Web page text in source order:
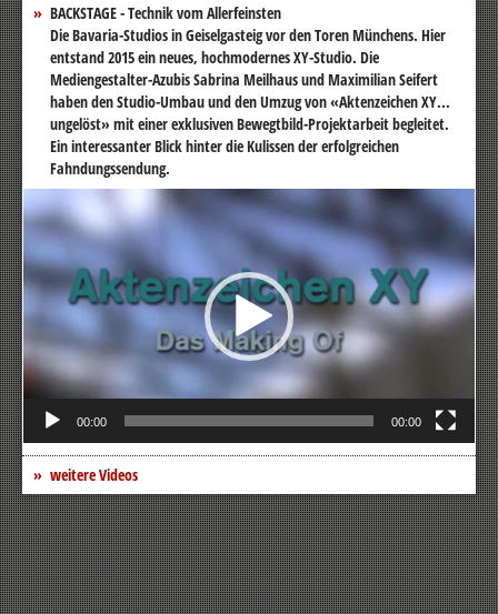
BACKSTAGE - Technik vom Allerfeinsten
Die Bavaria-Studios in Geiselgasteig vor den Toren Münchens. Hier
entstand 2015 ein neues, hochmodernes XY-Studio. Die
Mediengestalter-Azubis Sabrina Meilhaus und Maximilian Seifert
haben den Studio-Umbau und den Umzug von «Aktenzeichen XY...
ungelöst» mit einer exklusiven Bewegtbild-Projektarbeit begleitet.
Ein interessanter Blick hinter die Kulissen der erfolgreichen
Fahndungssendung.
Video-
Player
00:00 00:00
weitere Videos